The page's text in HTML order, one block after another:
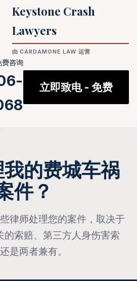
Keystone Crash
Lawyers
由 CARDAMONE LAW 运营
费咨询
立即致电 - 免费
的费城车祸
件？
律师处理您的案件，取决于
的索赔、第三方人身伤害索
是两者兼有。